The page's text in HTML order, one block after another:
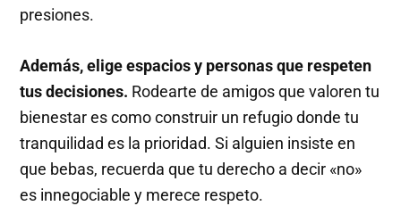
presiones.
Además, elige espacios y personas que respeten
tus decisiones. Rodearte de amigos que valoren tu
bienestar es como construir un refugio donde tu
tranquilidad es la prioridad. Si alguien insiste en
que bebas, recuerda que tu derecho a decir «no»
es innegociable y merece respeto.